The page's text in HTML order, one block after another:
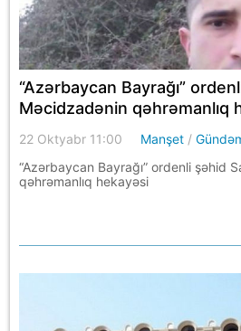
“Azərbaycan Bayrağı”
Məcidzadənin qəhrəmanlıq
22 Oktyabr 11:00 Manşet /
“Azərbaycan Bayrağı” ordenli şəhid
qəhrəmanlıq hekayəsi